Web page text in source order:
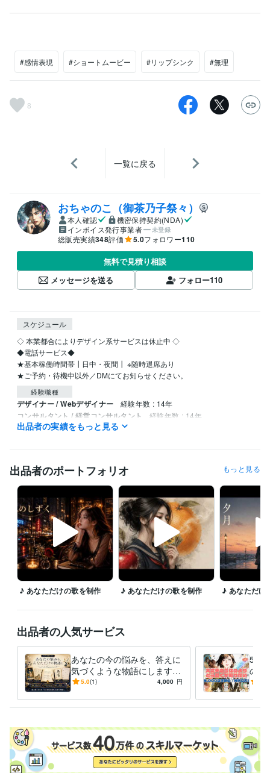
#感情表現 #ショートムービー #リップシンク #無理
8
一覧に戻る
おちゃのこ（御茶乃子祭々）
本人確認
機密保持契約(NDA)
インボイス発行事業者
未登録
総販売実績348評価 5.0フォロワー110
無料で見積り相談
メッセージを送る
フォロー110
スケジュール
◇ 本業都合によりデザイン系サービスは休止中 ◇
◆電話サービス◆
★基本稼働時間帯┃日中・夜間┃ ※随時退席あり
経験職種
デザイナー / Webデザイナー 経験年数 : 14年
コンサルタント / 経営コンサルタント 経験年数 : 14年
人事 / 人材開発・人材育成・研修
出品者の実績をもっと見る
出品者のポートフォリオ もっと見る
♪ あなただけの歌を制作 ♪ あなただけの歌を制作 ♪ あなただけ
出品者の人気サービス
あなたの今の悩みを、答えに
気づくような物語にします
★タロット・百人一首・禅
語を紡ぐ
5.0(1) 4,000 円
の鑑
「大
業家